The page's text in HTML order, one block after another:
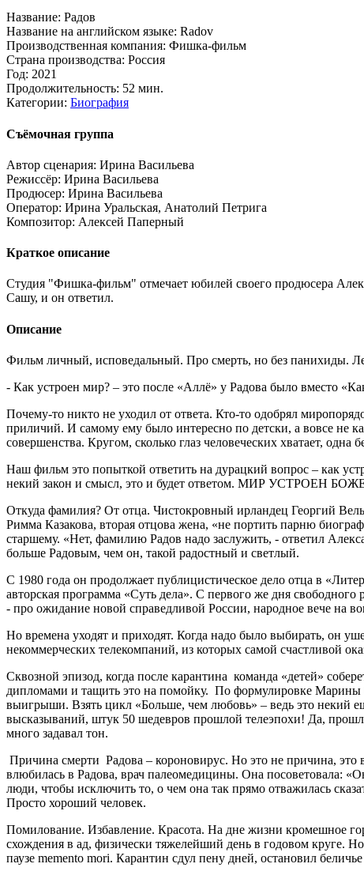
Название: Радов
Название на английском языке: Radov
Производственная компания: Фишка-фильм
Страна производства: Россия
Год: 2021
Продолжительность: 52 мин.
Категории: Биография
Съёмочная группа
Автор сценария: Ирина Васильева
Режиссёр: Ирина Васильева
Продюсер: Ирина Васильева
Оператор: Ирина Уральская, Анатолий Петрига
Композитор: Алексей Паперный
Краткое описание
Студия "Фишка-фильм" отмечает юбилей своего продюсера
Сашу, и он ответил.
Описание
Фильм личный, исповедальный. Про смерть, но без панихиды.
- Как устроен мир? – это после «Аллё» у Радова было вместо
Почему-то никто не уходил от ответа. Кто-то одобрял
приличий. И самому ему было интересно по детски, а вовсе не
совершенства. Кругом, сколько глаз человеческих хватает,
Наш фильм это попыткой ответить на дурацкий вопрос – как
некий закон и смысл, это и будет ответом. МИР УСТРОЕН
Откуда фамилия? От отца. Чистокровный ирландец Георгий
Римма Казакова, вторая отцова жена, «не портить парню
старшему. «Нет, фамилию Радов надо заслужить, - ответил
больше Радовым, чем он, такой радостный и светлый.
С 1980 года он продолжает публицистическое дело отца в
авторская программа «Суть дела». С первого же дня
- про ожидание новой справедливой России, народное вече на
Но времена уходят и приходят. Когда надо было выбирать, он
некоммерческих телекомпаний, из которых самой счастливой
Сквозной эпизод, когда после карантина команда «детей»
дипломами и тащить это на помойку. По формулировке Марины
выигрыши. Взять цикл «Больше, чем любовь» – ведь это некий
высказываний, штук 50 шедевров прошлой телеэпохи! Да,
много задавал тон.
Причина смерти Радова – короновирус. Но это не причина,
влюбилась в Радова, врач палеомедицины. Она посоветовала:
люди, чтобы исключить то, о чем она так прямо отважилась
Просто хороший человек.
Помилование. Избавление. Красота. На дне жизни кромешное
схождения в ад, физически тяжелейший день в годовом круге.
паузе memento mori. Карантин сдул пену дней, остановил